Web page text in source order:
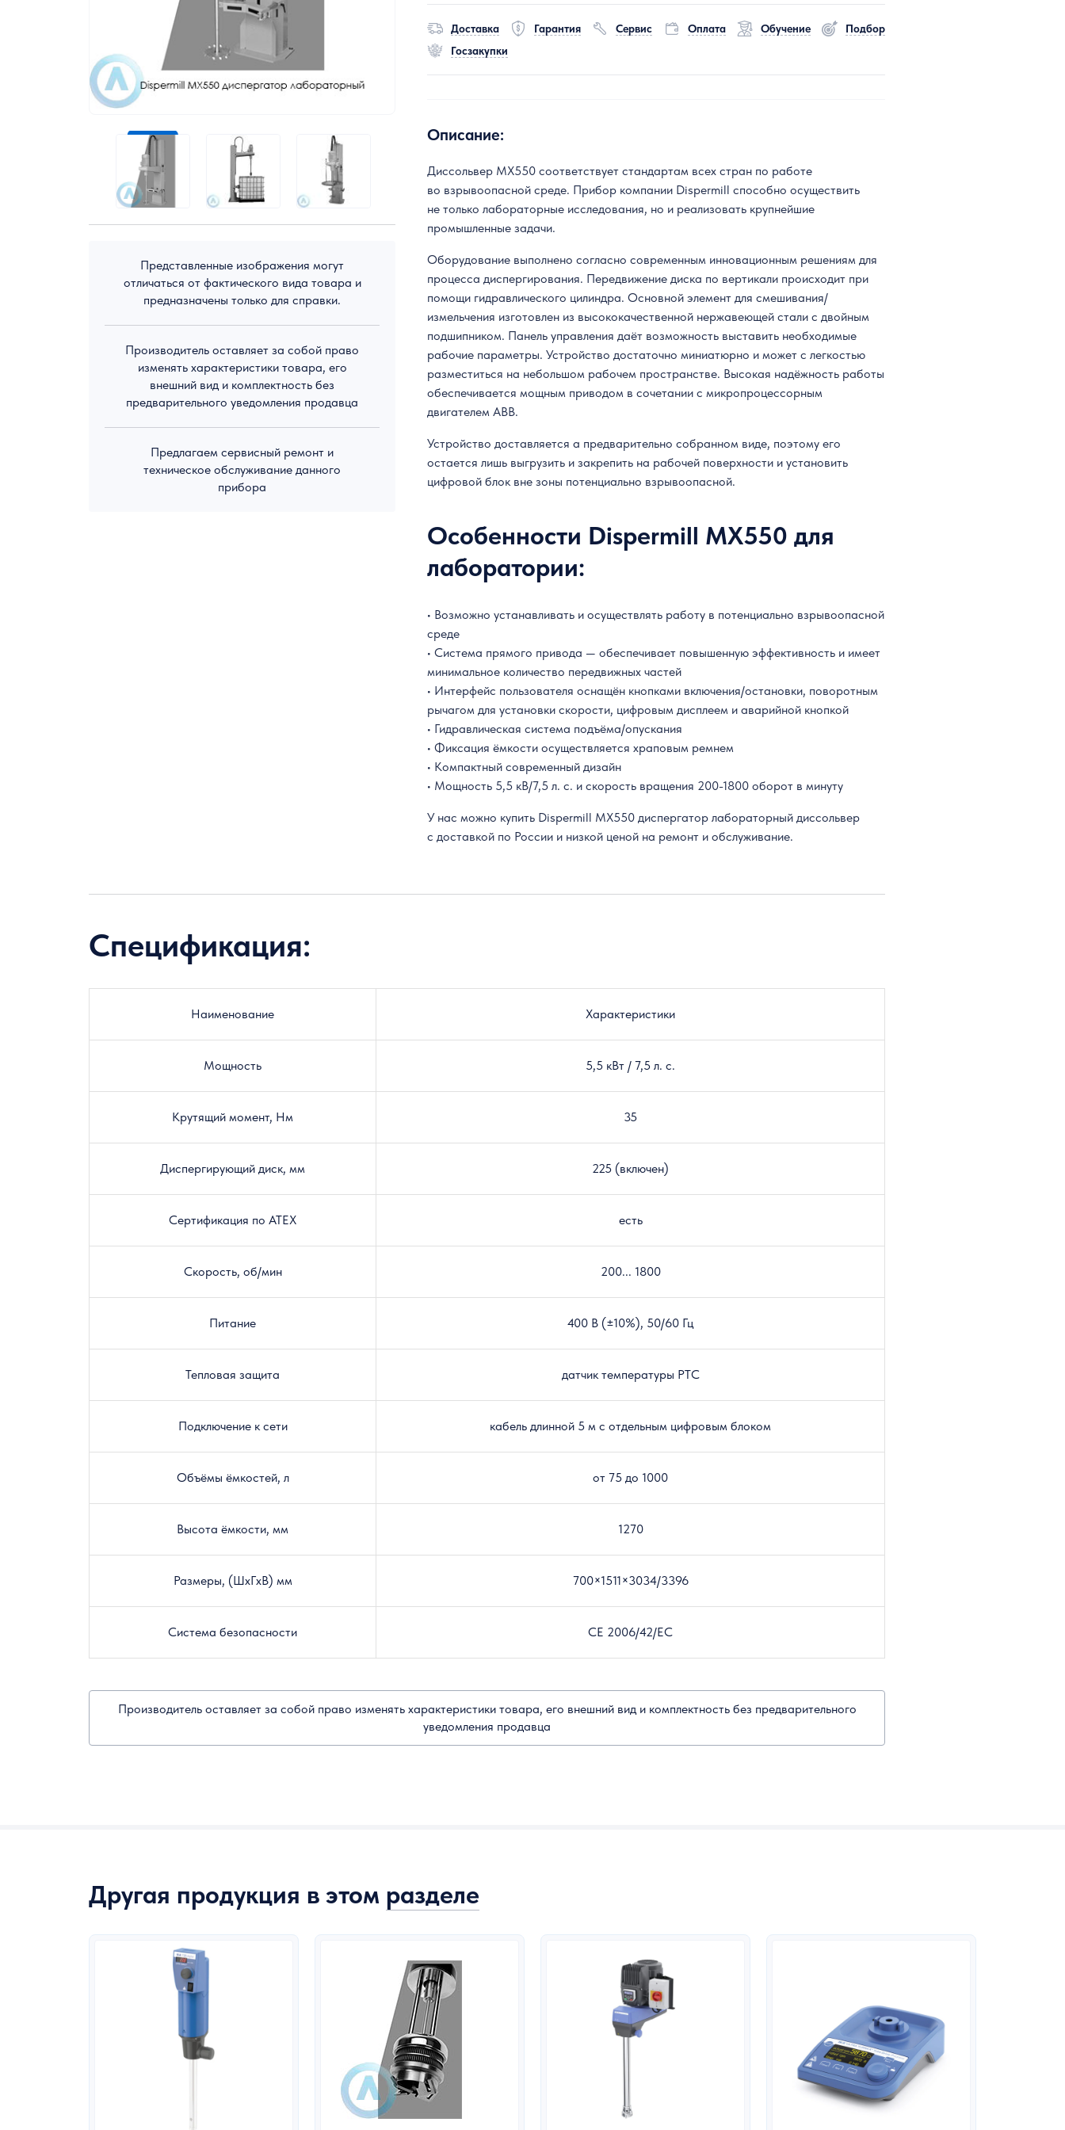
Экологическое оборудование
Представленные изображения могут
отличаться от фактического вида товара и
предназначены только для справки.
Производитель оставляет за собой право
изменять характеристики товара, его
внешний вид и комплектность без
предварительного уведомления продавца
Предлагаем сервисный ремонт и
техническое обслуживание данного
прибора
Доставка Гарантия Сервис Оплата Обучение
Подбор
Госзакупки
Описание:
Диссольвер MX550 соответствует стандартам всех стран по работе
во взрывоопасной среде. Прибор компании Dispermill способно осуществить
не только лабораторные исследования, но и реализовать крупнейшие
промышленные задачи.
Оборудование выполнено согласно современным инновационным решениям для
процесса диспергирования. Передвижение диска по вертикали происходит при
помощи гидравлического цилиндра. Основной элемент для смешивания/
измельчения изготовлен из высококачественной нержавеющей стали с двойным
подшипником. Панель управления даёт возможность выставить необходимые
рабочие параметры. Устройство достаточно миниатюрно и может с легкостью
разместиться на небольшом рабочем пространстве. Высокая надёжность работы
обеспечивается мощным приводом в сочетании с микропроцессорным
двигателем ABB.
Устройство доставляется а предварительно собранном виде, поэтому его
остается лишь выгрузить и закрепить на рабочей поверхности и установить
цифровой блок вне зоны потенциально взрывоопасной.
Особенности Dispermill MX550 для
лаборатории:
• Возможно устанавливать и осуществлять работу в потенциально взрывоопасной
среде
• Система прямого привода — обеспечивает повышенную эффективность и имеет
минимальное количество передвижных частей
• Интерфейс пользователя оснащён кнопками включения/остановки, поворотным
рычагом для установки скорости, цифровым дисплеем и аварийной кнопкой
• Гидравлическая система подъёма/опускания
• Фиксация ёмкости осуществляется храповым ремнем
• Компактный современный дизайн
• Мощность 5,5 кВ/7,5 л. с. и скорость вращения 200-1800 оборот в минуту
У нас можно купить Dispermill MX550 диспергатор лабораторный диссольвер
с доставкой по России и низкой ценой на ремонт и обслуживание.
Спецификация:
Наименование Характеристики
Мощность 5,5 кВт / 7,5 л. с.
Крутящий момент, Нм 35
Диспергирующий диск, мм 225 (включен)
Сертификация по ATEX есть
Скорость, об/мин 200... 1800
Питание 400 В (±10%), 50/60 Гц
Тепловая защита датчик температуры PTC
Подключение к сети кабель длинной 5 м с отдельным цифровым блоком
Объёмы ёмкостей, л от 75 до 1000
Высота ёмкости, мм 1270
Размеры, (ШxГxВ) мм 700×1511×3034/3396
Система безопасности CE 2006/42/EC
Производитель оставляет за собой право изменять характеристики товара, его внешний вид и комплектность без предварительного
уведомления продавца
Другая продукция в этом разделе